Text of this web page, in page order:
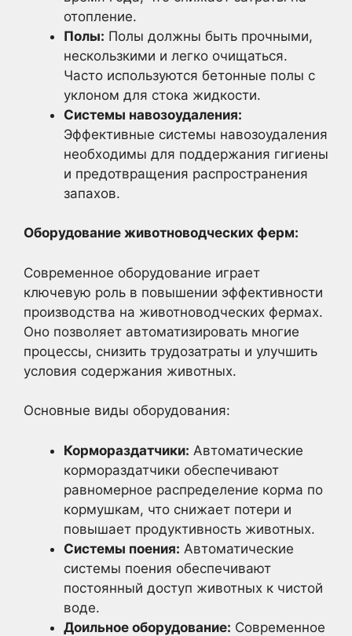
отопление.
Полы: Полы должны быть прочными,
нескользкими и легко очищаться.
Часто используются бетонные полы с
уклоном для стока жидкости.
Системы навозоудаления:
Эффективные системы навозоудаления
необходимы для поддержания гигиены
и предотвращения распространения
запахов.
Оборудование животноводческих ферм:
Современное оборудование играет
ключевую роль в повышении эффективности
производства на животноводческих фермах.
Оно позволяет автоматизировать многие
процессы, снизить трудозатраты и улучшить
условия содержания животных.
Основные виды оборудования:
Кормораздатчики: Автоматические
кормораздатчики обеспечивают
равномерное распределение корма по
кормушкам, что снижает потери и
повышает продуктивность животных.
Системы поения: Автоматические
системы поения обеспечивают
постоянный доступ животных к чистой
воде.
Доильное оборудование: Современное